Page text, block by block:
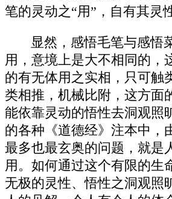
笔的灵动之“用”，自有其灵
显然，感悟毛笔与感悟
用，意境上是大不相同的，
的有无体用之实相，只可触
类相推，机械比附，这方面
能依靠灵动的悟性去洞观照
的各种《道德经》注本中，
最多也最玄奥的问题，就是
用。如何通过这个有限的生
无极的灵性、悟性之洞观照